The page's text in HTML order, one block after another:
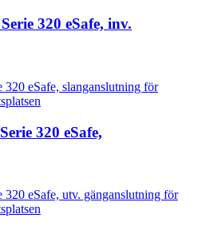
320 eSafe, inv.
320 eSafe,